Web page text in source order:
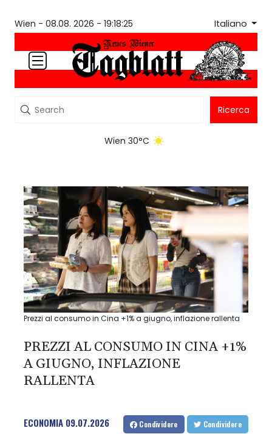
Wien - 08.08. 2026 - 19:18:25 Italiano
Ricerca
Wien 30°C
Prezzi al consumo in Cina +1% a giugno, inflazione rallenta
PREZZI AL CONSUMO IN CINA +1%
A GIUGNO, INFLAZIONE
RALLENTA
ECONOMIA 09.07.2026 Condividere Condividere